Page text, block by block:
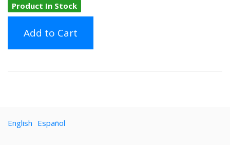
Product In Stock
Add to Cart
English Español